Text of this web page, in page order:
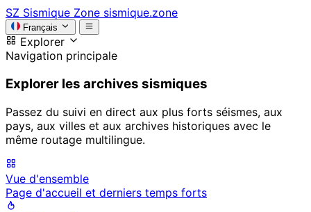
SZ Sismique Zone sismique.zone
Français
Explorer
Navigation principale
Explorer les archives sismiques
Passez du suivi en direct aux plus forts séismes, aux
pays, aux villes et aux archives historiques avec le
même routage multilingue.
Vue d'ensemble
Page d'accueil et derniers temps forts